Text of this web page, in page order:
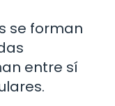
se forman
entre sí